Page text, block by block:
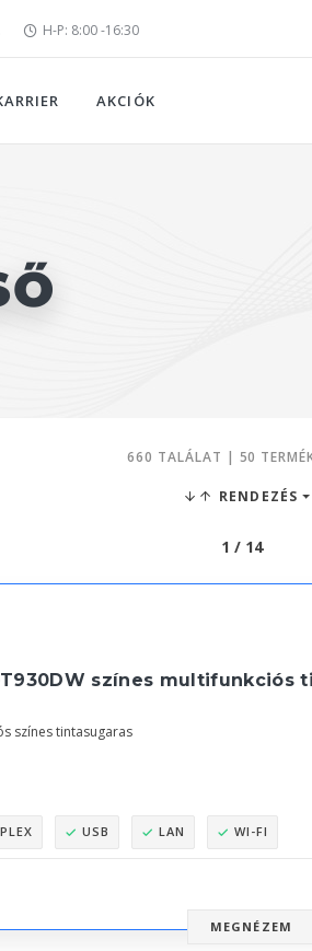
H-P: 8:00 -16:30
AKCIÓK
660 TALÁLAT | 50
RENDEZÉS
1 / 14
T930DW színes
színes tintasugaras
USB LAN WI-FI
MEGNÉZEM